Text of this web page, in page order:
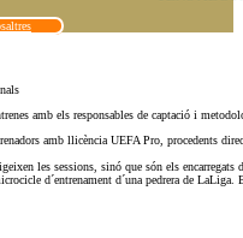
amb els responsables de captació i
amb llicència UEFA Pro, procedents
les sessions, sinó que són els
d´entrenament d´una pedrera de